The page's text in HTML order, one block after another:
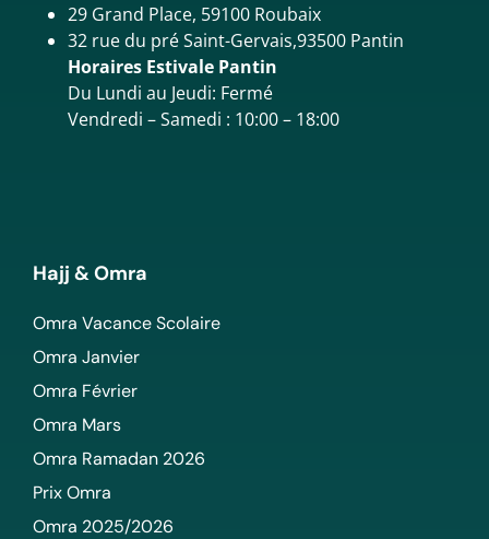
29 Grand Place, 59100 Roubaix
32 rue du pré Saint-Gervais,93500 Pantin
Horaires Estivale Pantin
Du Lundi au Jeudi: Fermé
Vendredi – Samedi : 10:00 – 18:00
Hajj & Omra
Omra Vacance Scolaire
Omra Janvier
Omra Février
Omra Mars
Omra Ramadan 2026
Prix Omra
Omra 2025/2026